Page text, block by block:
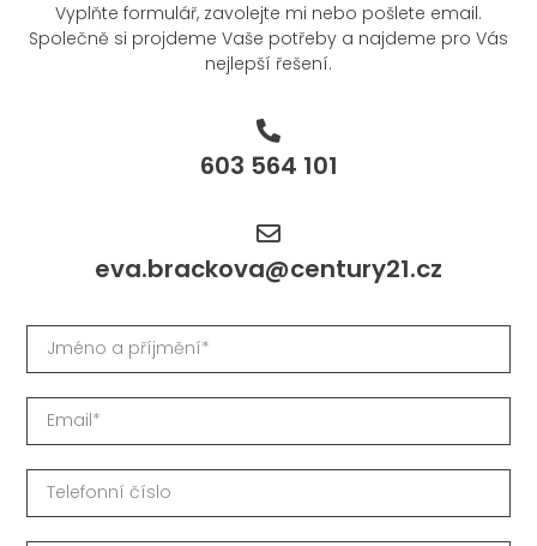
Vyplňte formulář, zavolejte mi nebo pošlete email.
Společně si projdeme Vaše potřeby a najdeme pro Vás
nejlepší řešení.
603 564 101
eva.brackova@century21.cz